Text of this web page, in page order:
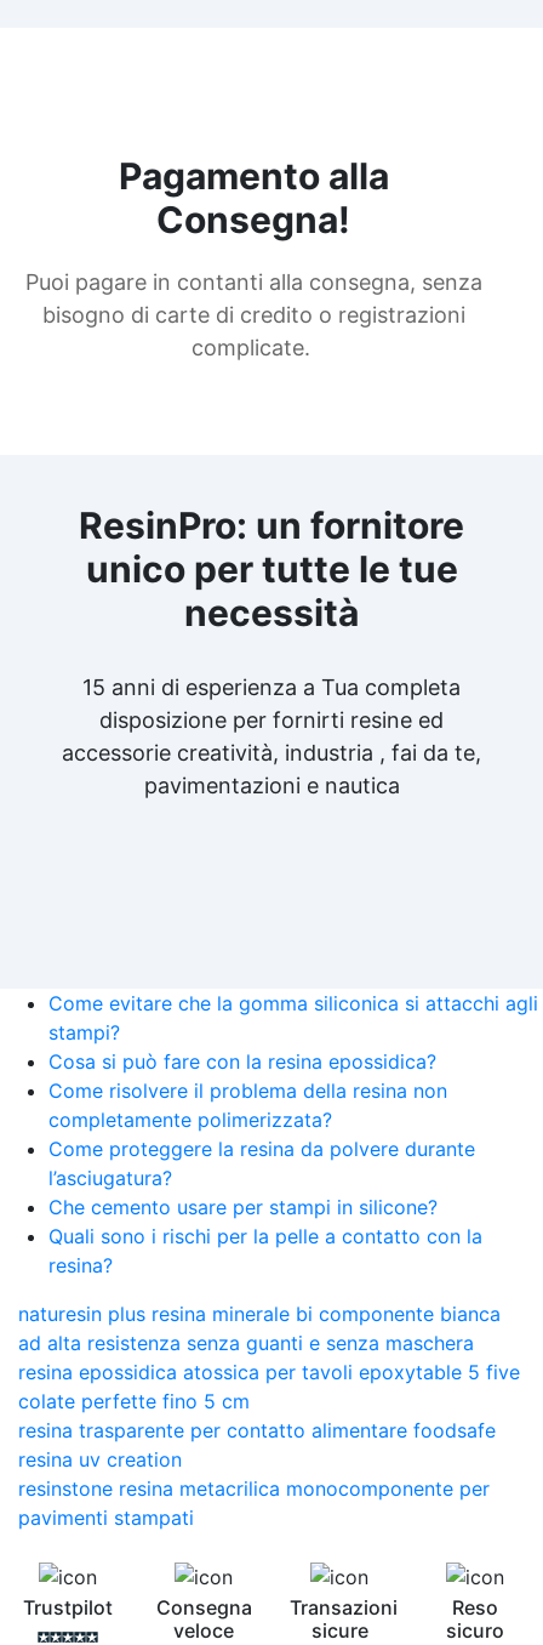
Pagamento alla
Consegna!
Puoi pagare in contanti alla consegna, senza
bisogno di carte di credito o registrazioni
complicate.
ResinPro: un fornitore
unico per tutte le tue
necessità
15 anni di esperienza a Tua completa
disposizione per fornirti resine ed
accessorie creatività, industria , fai da te,
pavimentazioni e nautica
Come evitare che la gomma siliconica si attacchi agli
stampi?
Cosa si può fare con la resina epossidica?
Come risolvere il problema della resina non
completamente polimerizzata?
Come proteggere la resina da polvere durante
l’asciugatura?
Che cemento usare per stampi in silicone?
Quali sono i rischi per la pelle a contatto con la
resina?
naturesin plus resina minerale bi componente bianca
ad alta resistenza senza guanti e senza maschera
resina epossidica atossica per tavoli epoxytable 5 five
colate perfette fino 5 cm
resina trasparente per contatto alimentare foodsafe
resina uv creation
resinstone resina metacrilica monocomponente per
pavimenti stampati
Trustpilot
Consegna
veloce
Transazioni
sicure
Reso
sicuro